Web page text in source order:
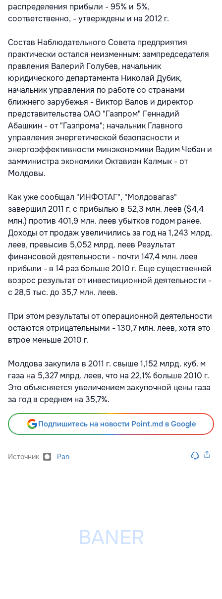
распределения прибыли - 95% и 5%,
соответственно, - утверждены и на 2012 г.
Состав Наблюдательного Совета предприятия
практически остался неизменным: зампредседателя
правления Валерий Голубев, начальник
юридического департамента Николай Дубик,
начальник управления по работе со странами
ближнего зарубежья - Виктор Валов и директор
представительства ОАО "Газпром" Геннадий
Абашкин - от "Газпрома"; начальник Главного
управления энергетической безопасности и
энергоэффективности минэкономики Вадим Чебан и
замминистра экономики Октавиан Калмык - от
Молдовы.
Как уже сообщал "ИНФОТАГ", "Молдовагаз"
завершил 2011 г. с прибылью в 52,3 млн. леев ($4,4
млн.) против 401,9 млн. леев убытков годом ранее.
Доходы от продаж увеличились за год на 1,243 млрд.
леев, превысив 5,052 млрд. леев Результат
финансовой деятельности - почти 147,4 млн. леев
прибыли - в 14 раз больше 2010 г. Еще существенней
возрос результат от инвестиционной деятельности -
с 28,5 тыс. до 35,7 млн. леев.
При этом результаты от операционной деятельности
остаются отрицательными - 130,7 млн. леев, хотя это
втрое меньше 2010 г.
Молдова закупила в 2011 г. свыше 1,152 млрд. куб. м
газа на 5,327 млрд. леев, что на 22,1% больше 2010 г.
Это объясняется увеличением закупочной цены газа
за год в среднем на 35,7%.
Подпишитесь на новости Point.md в Google
Источник Pan